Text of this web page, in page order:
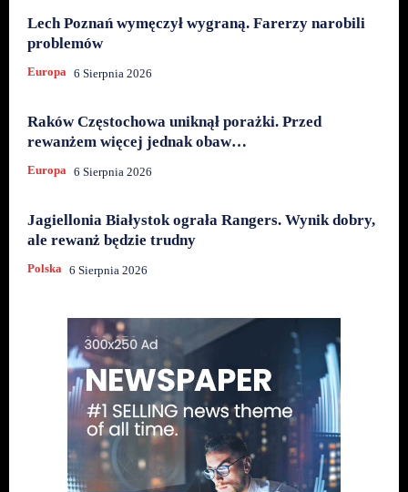
Lech Poznań wymęczył wygraną. Farerzy narobili
problemów
Europa 6 Sierpnia 2026
Raków Częstochowa uniknął porażki. Przed
rewanżem więcej jednak obaw…
Europa 6 Sierpnia 2026
Jagiellonia Białystok ograła Rangers. Wynik dobry,
ale rewanż będzie trudny
Polska 6 Sierpnia 2026